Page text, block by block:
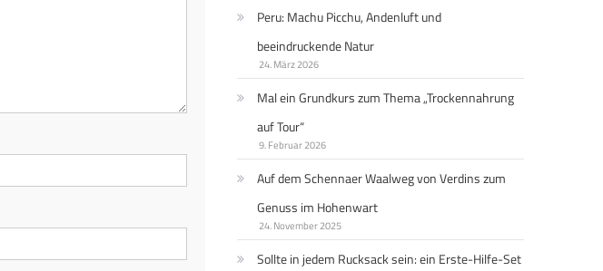
Peru: Machu Picchu, Andenluft und
beeindruckende Natur
24. März 2026
Mal ein Grundkurs zum Thema „Trockennahrung
auf Tour“
9. Februar 2026
Auf dem Schennaer Waalweg von Verdins zum
Genuss im Hohenwart
24. November 2025
Sollte in jedem Rucksack sein: ein Erste-Hilfe-Set